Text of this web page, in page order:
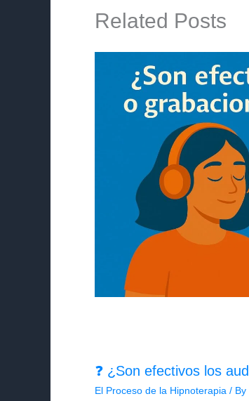
Related Posts
❓ ¿Son efectivos los
El Proceso de la Hipnoterapia/ By